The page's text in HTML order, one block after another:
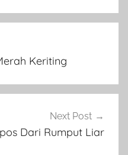
Keriting
Next Post
Dari Rumput Liar